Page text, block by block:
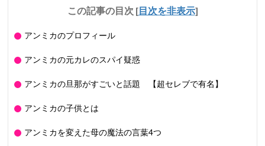
この記事の目次 [目次を非表示]
アンミカのプロフィール
アンミカの元カレのスパイ疑惑
アンミカの旦那がすごいと話題 【超セレブで有名】
アンミカの子供とは
アンミカを変えた母の魔法の言葉4つ